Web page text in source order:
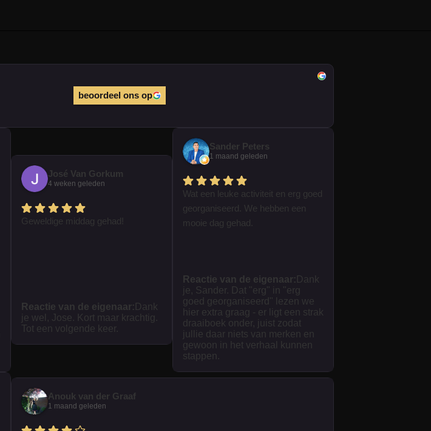
beoordeel ons op
José Van Gorkum
4 weken geleden
Geweldige middag gehad!
Reactie van de eigenaar: Dank
je wel, Jose. Kort maar krachtig.
Tot een volgende keer.
Sander Peters
1 maand geleden
Wat een leuke activiteit en erg goed
georganiseerd. We hebben een
mooie dag gehad.
Reactie van de eigenaar: Dank
je, Sander. Dat "erg" in "erg
goed georganiseerd" lezen we
hier extra graag - er ligt een strak
draaiboek onder, juist zodat
jullie daar niets van merken en
gewoon in het verhaal kunnen
stappen.
Anouk van der Graaf
1 maand geleden